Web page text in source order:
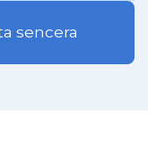
sencera